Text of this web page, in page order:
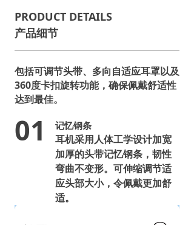
PRODUCT DETAILS
产品细节
包括可调节头带、多向自适应耳罩以及
360度卡扣旋转功能，确保佩戴舒适性
达到最佳。
01 记忆钢条
耳机采用人体工学设计加宽
加厚的头带记忆钢条，韧性
弯曲不变形。可伸缩调节适
应头部大小，令佩戴更加舒
适。